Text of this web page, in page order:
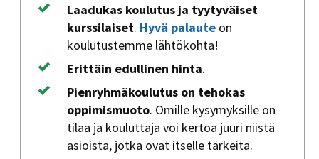
Laadukas koulutus ja tyytyväiset
kurssilaiset. Hyvä palaute on
koulutustemme lähtökohta!
Erittäin edullinen hinta.
Pienryhmäkoulutus on tehokas
oppimismuoto. Omille kysymyksille on
tilaa ja kouluttaja voi kertoa juuri niistä
asioista, jotka ovat itselle tärkeitä.